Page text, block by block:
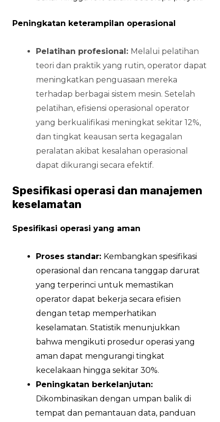
Peningkatan keterampilan operasional
Pelatihan profesional: Melalui pelatihan
teori dan praktik yang rutin, operator dapat
meningkatkan penguasaan mereka
terhadap berbagai sistem mesin. Setelah
pelatihan, efisiensi operasional operator
yang berkualifikasi meningkat sekitar 12%,
dan tingkat keausan serta kegagalan
peralatan akibat kesalahan operasional
dapat dikurangi secara efektif.
Spesifikasi operasi dan manajemen
keselamatan
Spesifikasi operasi yang aman
Proses standar: Kembangkan spesifikasi
operasional dan rencana tanggap darurat
yang terperinci untuk memastikan
operator dapat bekerja secara efisien
dengan tetap memperhatikan
keselamatan. Statistik menunjukkan
bahwa mengikuti prosedur operasi yang
aman dapat mengurangi tingkat
kecelakaan hingga sekitar 30%.
Peningkatan berkelanjutan:
Dikombinasikan dengan umpan balik di
tempat dan pemantauan data, panduan